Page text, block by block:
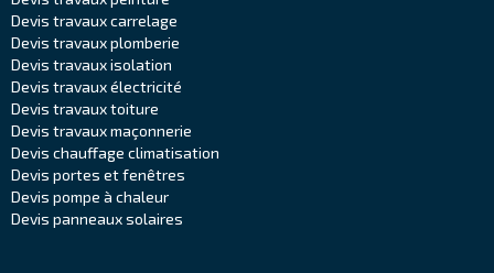
Devis travaux carrelage
Devis travaux plomberie
Devis travaux isolation
Devis travaux électricité
Devis travaux toiture
Devis travaux maçonnerie
Devis chauffage climatisation
Devis portes et fenêtres
Devis pompe à chaleur
Devis panneaux solaires